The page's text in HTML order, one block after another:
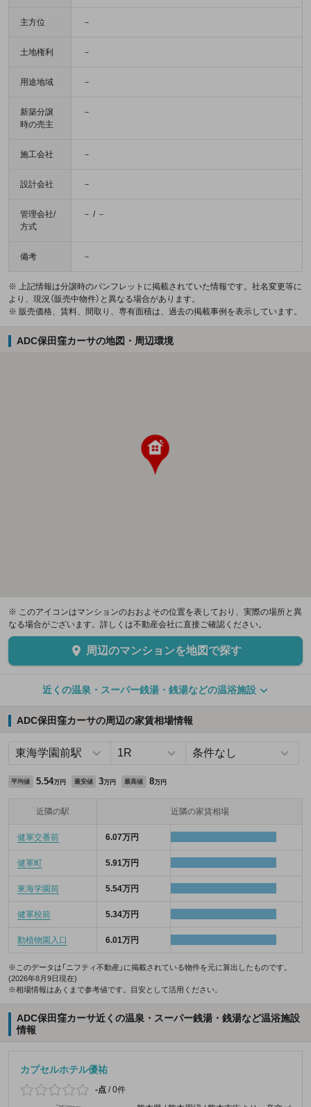
主方位 －
土地権利 －
用途地域 －
新築分譲
時の売主
－
施工会社 －
設計会社 －
管理会社/
方式
－ / －
備考 －
※ 上記情報は分譲時のパンフレットに掲載されていた情報です。社名変更等に
より、現況（販売中物件）と異なる場合があります。
※ 販売価格、賃料、間取り、専有面積は、過去の掲載事例を表示しています。
ADC保田窪カーサの地図・周辺環境
※ このアイコンはマンションのおおよその位置を表しており、実際の場所と異
なる場合がございます。詳しくは不動産会社に直接ご確認ください。
周辺のマンションを地図で探す
近くの温泉・スーパー銭湯・銭湯などの温浴施設
ADC保田窪カーサの周辺の家賃相場情報
平均値 5.54万円 最安値 3万円 最高値 8万円
近隣の駅 近隣の家賃相場
健軍交番前 6.07万円
健軍町 5.91万円
東海学園前 5.54万円
健軍校前 5.34万円
動植物園入口 6.01万円
※このデータは「ニフティ不動産」に掲載されている物件を元に算出したものです。
(2026年8月9日現在)
※相場情報はあくまで参考値です。目安として活用ください。
ADC保田窪カーサ近くの温泉・スーパー銭湯・銭湯など温浴施設
情報
カプセルホテル優祐
-点 /0件